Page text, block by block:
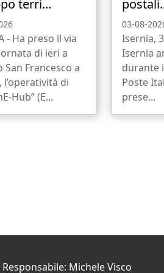
terri...
- Ha preso il via
di ieri a
San Francesco a
l’operatività di
Hub” (E...
03-08-
Isernia,
Isernia
durante
Poste
prese...
Michele Visco